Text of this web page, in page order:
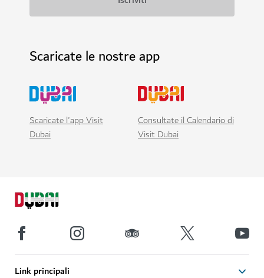
Scaricate le nostre app
Scaricate l'app Visit
Dubai
Consultate il Calendario di
Visit Dubai
Link principali